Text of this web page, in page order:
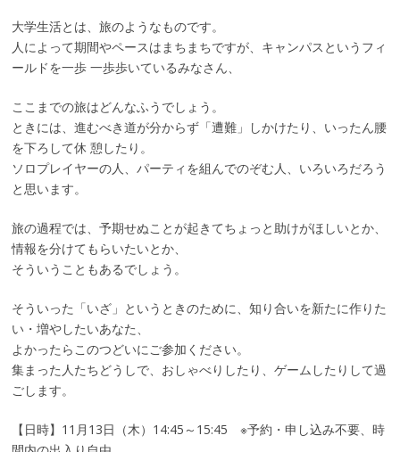
大学生活とは、旅のようなものです。
人によって期間やペースはまちまちですが、キャンパスというフィ
ールドを一歩 一歩歩いているみなさん、
ここまでの旅はどんなふうでしょう。
ときには、進むべき道が分からず「遭難」しかけたり、いったん腰
を下ろして休 憩したり。
ソロプレイヤーの人、パーティを組んでのぞむ人、いろいろだろう
と思います。
旅の過程では、予期せぬことが起きてちょっと助けがほしいとか、
情報を分けてもらいたいとか、
そういうこともあるでしょう。
そういった「いざ」というときのために、知り合いを新たに作りた
い・増やしたいあなた、
よかったらこのつどいにご参加ください。
集まった人たちどうしで、おしゃべりしたり、ゲームしたりして過
ごします。
【日時】11月13日（木）14:45～15:45 ※予約・申し込み不要、時